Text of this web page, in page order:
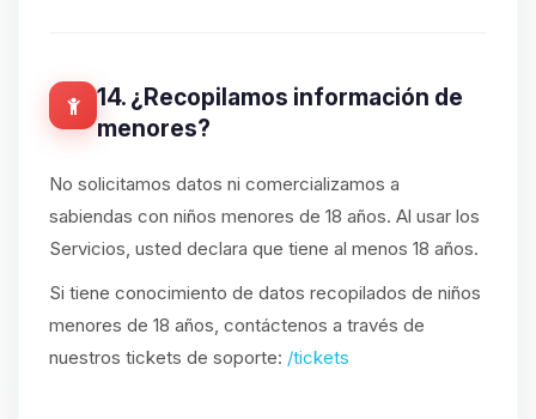
14. ¿Recopilamos información de
menores?
No solicitamos datos ni comercializamos a
sabiendas con niños menores de 18 años. Al usar los
Servicios, usted declara que tiene al menos 18 años.
Si tiene conocimiento de datos recopilados de niños
menores de 18 años, contáctenos a través de
nuestros tickets de soporte: /tickets